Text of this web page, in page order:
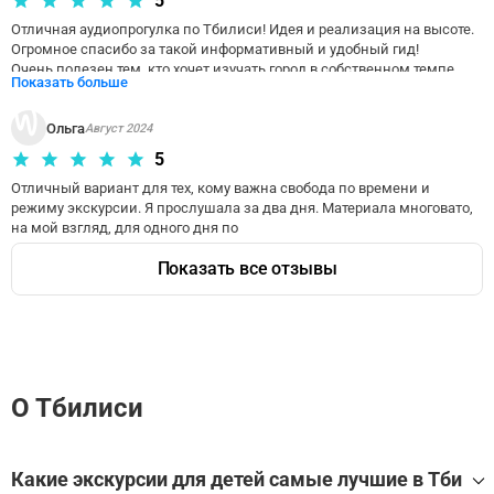
Отличная аудиопрогулка по Тбилиси! Идея и реализация на высоте.
Огромное спасибо за такой информативный и удобный гид!
Очень полезен тем, кто хочет изучать город в собственном темпе.
За день можно обойти все локации, но можно никуда не торопиться
или ресторанчики.
Показать больше
ОльгаАвгуст 2024
5
Отличный вариант для тех, кому важна свобода по времени и
режиму экскурсии. Я прослушала за два дня. Материала многовато,
на мой взгляд, для одного дня по
Показать все отзывы
О Тбилиси
Какие экскурсии для детей самые лучшие в Тби